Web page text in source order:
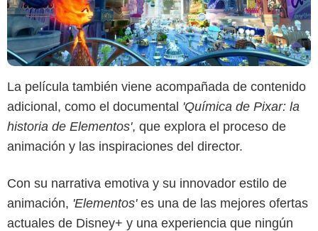
La película también viene acompañada de contenido
adicional, como el documental 'Química de Pixar: la
historia de Elementos', que explora el proceso de
animación y las inspiraciones del director.
Con su narrativa emotiva y su innovador estilo de
animación, 'Elementos' es una de las mejores ofertas
actuales de Disney+ y una experiencia que ningún